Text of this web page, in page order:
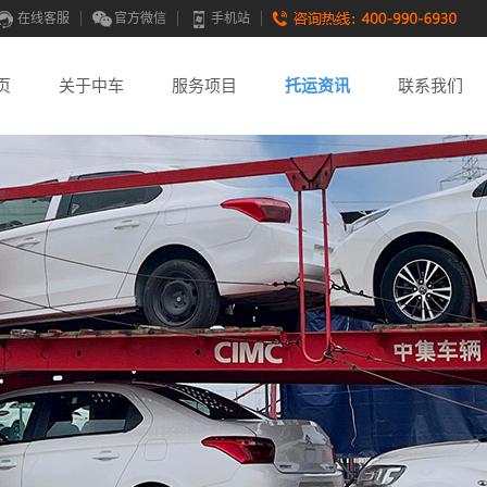
在线客服 官方微信 手机站
关于中车 服务项目 托运资讯 联系我们